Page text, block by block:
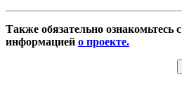
Также обязательно ознакомьтесь с
информацией о проекте.